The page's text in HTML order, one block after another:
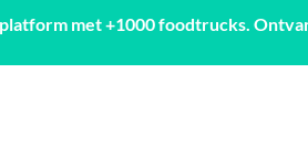
met +1000 foodtrucks.